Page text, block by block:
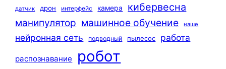
датчик дрон интерфейс камера кибервесна
манипулятор машинное обучение наше
нейронная сеть подводный пылесос работа
распознавание робот